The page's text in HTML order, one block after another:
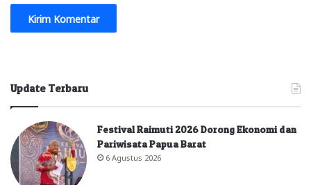
Update Terbaru
Festival Raimuti 2026 Dorong Ekonomi dan
Pariwisata Papua Barat
6 Agustus 2026